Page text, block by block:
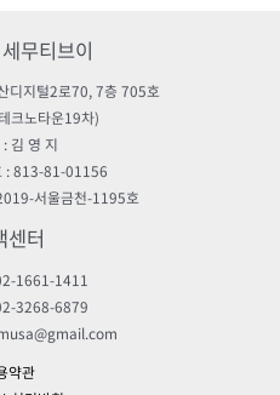
무티브이
디지털2로70, 7층 705호
크노타운19차)
김 영 지
: 813-81-01156
서울금천-1195호
센터
1661-1411
3268-6879
약관